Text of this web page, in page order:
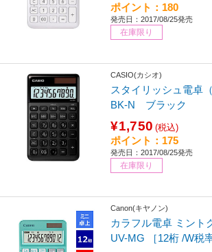
ポイント：180
発売日：2017/08/25発売
在庫限り
CASIO(カシオ)
スタイリッシュ電卓
BK-N ブラック
¥1,750 (税込)
ポイント：175
発売日：2017/08/25発売
在庫限り
Canon(キヤノン)
カラフル電卓 ミント
UV-MG ［12桁 /W税